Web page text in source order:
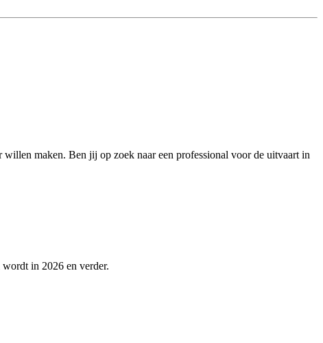
maken. Ben jij op zoek naar een professional voor de uitvaart in
in 2026 en verder.